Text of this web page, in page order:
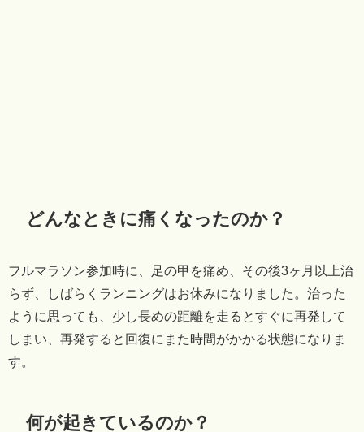
どんなときに痛くなったのか？
フルマラソン参加時に、足の甲を痛め、その後3ヶ月以上治
らず、しばらくランニングはお休みになりました。治った
ように思っても、少し長めの距離を走るとすぐに再発して
しまい、再発すると回復にまた時間がかかる状態になりま
す。
何が起きているのか？